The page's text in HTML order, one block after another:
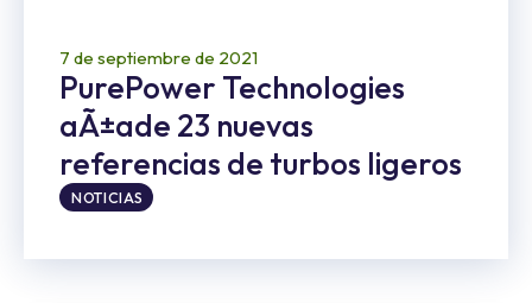
7 de septiembre de 2021
PurePower Technologies
aÃ±ade 23 nuevas
referencias de turbos ligeros
NOTICIAS